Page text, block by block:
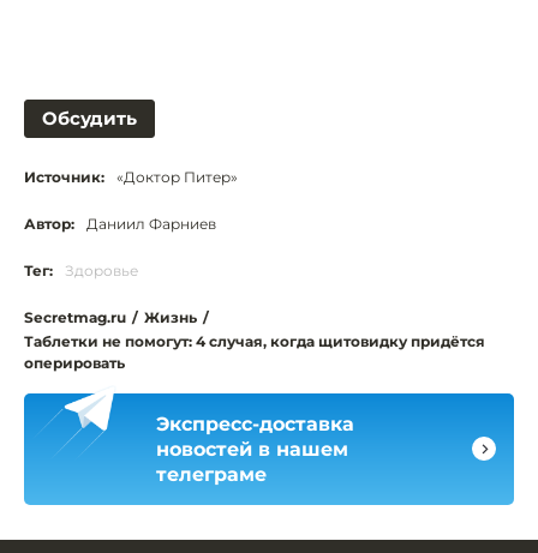
Обсудить
Источник: «Доктор Питер»
Автор: Даниил Фарниев
Тег: Здоровье
Secretmag.ru / Жизнь /
Таблетки не помогут: 4 случая, когда щитовидку придётся
оперировать
Экспресс-доставка
новостей в нашем
телеграме